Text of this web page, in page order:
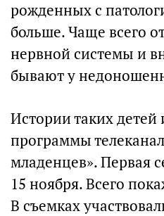
рожденных с
больше. Чаще всего
нервной системы и
бывают у
Истории таких детей
программы
младенцев». Первая
15 ноября. Всего
В съемках